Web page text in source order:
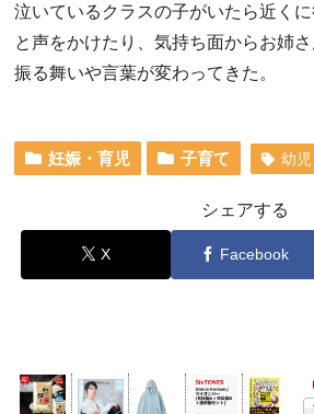
泣いているクラスの子がいたら近くに
と声をかけたり、気持ち面からお姉
振る舞いや言葉が変わってきた。
妊娠・育児 子育て 幼児
シェアする
X Facebook